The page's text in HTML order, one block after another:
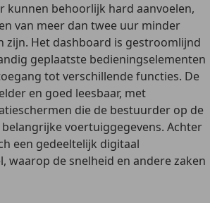
kunnen behoorlijk hard aanvoelen,
van meer dan twee uur minder
zijn. Het dashboard is gestroomlijnd
geplaatste bedieningselementen
tot verschillende functies. De
en goed leesbaar, met
die de bestuurder op de
voertuiggegevens. Achter
een gedeeltelijk digitaal
waarop de snelheid en andere zaken